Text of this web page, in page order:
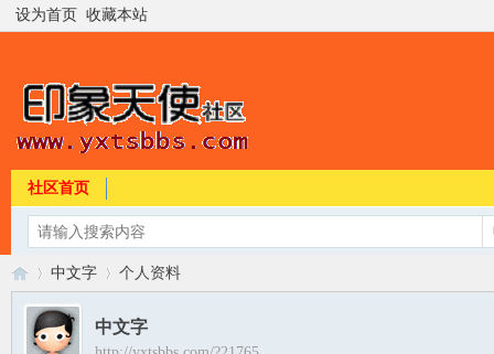
设为首页 收藏本站
社区首页
中文字 个人资料
中文字